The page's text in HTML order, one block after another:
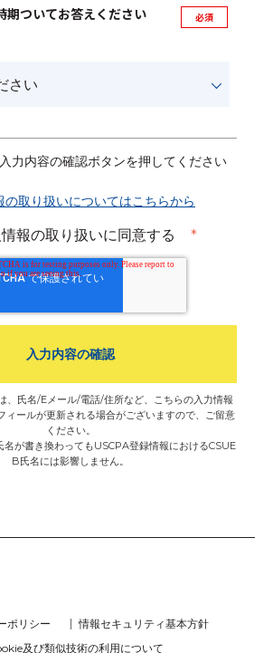
期ついてお答えください
力内容の確認ボタンを押してください
の取り扱いについてはこちらから
報の取り扱いに同意する *
、氏名/Eメール/電話/住所など、こちらの入力情報
ィールが更新される場合がございますので、ご留意
ください。
名が書き換わってもUSCPA登録情報におけるCSUE
B氏名には影響しません。
ポリシー
情報セキュリティ基本方針
及び類似技術の利用について